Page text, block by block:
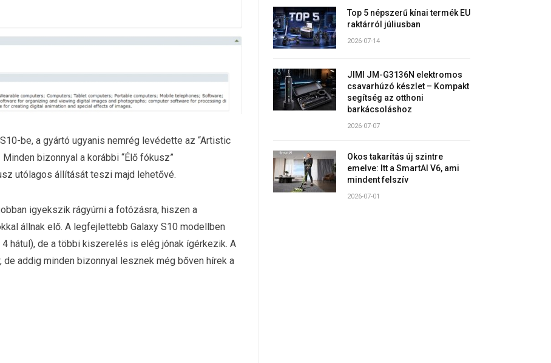
be, a gyártó ugyanis nemrég levédette az “Artistic
bizonnyal a korábbi “Élő fókusz”
utólagos állítását teszi majd lehetővé.
igyekszik rágyúrni a fotózásra, hiszen a
állnak elő. A legfejlettebb Galaxy S10 modellben
hátul), de a többi kiszerelés is elég jónak ígérkezik. A
addig minden bizonnyal lesznek még bőven hírek a
Top 5 népszerű kínai termék EU
raktárról júliusban
2026-07-14
JIMI JM-G3136N elektromos
csavarhúzó készlet – Kompakt
segítség az otthoni
barkácsoláshoz
2026-07-07
Okos takarítás új szintre
emelve: Itt a SmartAI V6, ami
mindent felszív
2026-07-01